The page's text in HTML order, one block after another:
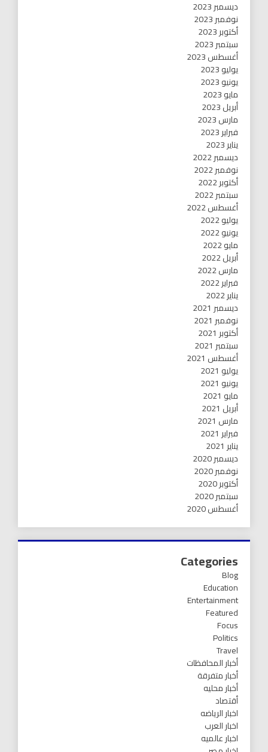
ديسمبر 2023
نوفمبر 2023
أكتوبر 2023
سبتمبر 2023
أغسطس 2023
يوليو 2023
يونيو 2023
مايو 2023
أبريل 2023
مارس 2023
فبراير 2023
يناير 2023
ديسمبر 2022
نوفمبر 2022
أكتوبر 2022
سبتمبر 2022
أغسطس 2022
يوليو 2022
يونيو 2022
مايو 2022
أبريل 2022
مارس 2022
فبراير 2022
يناير 2022
ديسمبر 2021
نوفمبر 2021
أكتوبر 2021
سبتمبر 2021
أغسطس 2021
يوليو 2021
يونيو 2021
مايو 2021
أبريل 2021
مارس 2021
فبراير 2021
يناير 2021
ديسمبر 2020
نوفمبر 2020
أكتوبر 2020
سبتمبر 2020
أغسطس 2020
Categories
Blog
Education
Entertainment
Featured
Focus
Politics
Travel
أخبار المحافظات
أخبار متفرقة
أخبار محليه
أقتصاد
اخبار الرياضه
اخبار العرب
اخبار عالميه